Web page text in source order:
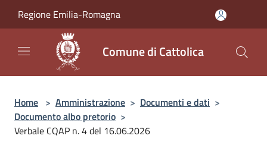
Regione Emilia-Romagna
Comune di Cattolica
Home > Amministrazione > Documenti e dati >
Documento albo pretorio >
Verbale CQAP n. 4 del 16.06.2026